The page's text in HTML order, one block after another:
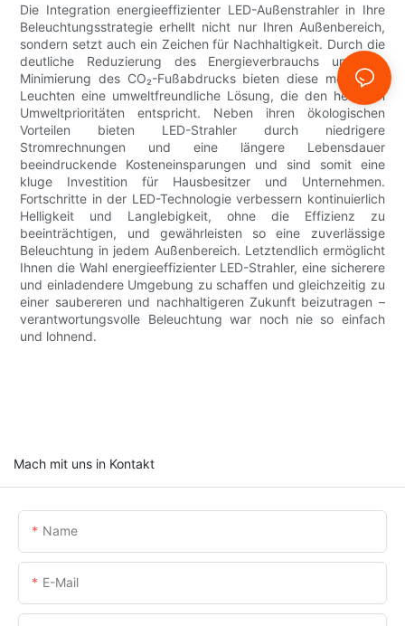
Die Integration energieeffizienter LED-Außenstrahler in Ihre
Beleuchtungsstrategie erhellt nicht nur Ihren Außenbereich,
sondern setzt auch ein Zeichen für Nachhaltigkeit. Durch die
deutliche Reduzierung des Energieverbrauchs und die
Minimierung des CO₂-Fußabdrucks bieten diese modernen
Leuchten eine umweltfreundliche Lösung, die den heutigen
Umweltprioritäten entspricht. Neben ihren ökologischen
Vorteilen bieten LED-Strahler durch niedrigere
Stromrechnungen und eine längere Lebensdauer
beeindruckende Kosteneinsparungen und sind somit eine
kluge Investition für Hausbesitzer und Unternehmen.
Fortschritte in der LED-Technologie verbessern kontinuierlich
Helligkeit und Langlebigkeit, ohne die Effizienz zu
beeinträchtigen, und gewährleisten so eine zuverlässige
Beleuchtung in jedem Außenbereich. Letztendlich ermöglicht
Ihnen die Wahl energieeffizienter LED-Strahler, eine sicherere
und einladendere Umgebung zu schaffen und gleichzeitig zu
einer saubereren und nachhaltigeren Zukunft beizutragen –
verantwortungsvolle Beleuchtung war noch nie so einfach
und lohnend.
Mach mit uns in Kontakt
Name
E-Mail